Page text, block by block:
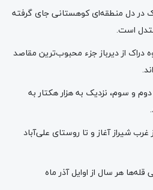
در دل منطقه‌ای کوهستانی جای گرفته
است.
دراک از دیرباز جزء محبوب‌ترین مقاصد
دوم و سوم، نزدیک به هزار هکتار به
غرب شیراز آغاز و تا روستای علی‌آباد
هر سال از اوایل آذر ماه